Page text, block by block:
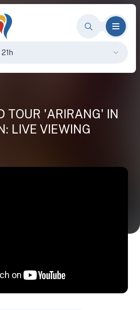
TOUR 'ARIRANG' IN
LIVE VIEWING